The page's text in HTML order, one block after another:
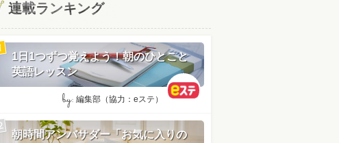
連載ランキング
1日1つずつ覚えよう！朝のひとこと
英語レッスン
by: 編集部（協力：eステ）
朝時間アンバサダー「お気に入りの